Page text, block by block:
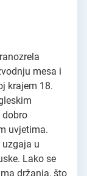
mesa i
krajem 18.
uvjetima.
uzgaja u
Lako se
držanja, što